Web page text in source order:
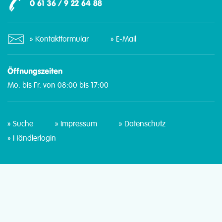
0 61 36 / 9 22 64 88
Kontaktformular E-Mail
Öffnungszeiten
Mo. bis Fr. von 08:00 bis 17:00
Suche Impressum
Datenschutz
Händlerlogin